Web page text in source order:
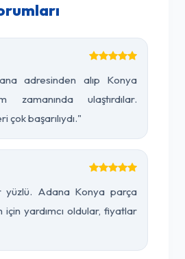
adresinden alıp Konya
zamanında ulaştırdılar.
çok başarılıydı."
yüzlü. Adana Konya parça
için yardımcı oldular, fiyatlar